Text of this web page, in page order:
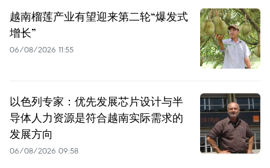
越南榴莲产业有望迎来第二轮“爆发式
增长”
06/08/2026 11:55
以色列专家：优先发展芯片设计与半
导体人力资源是符合越南实际需求的
发展方向
06/08/2026 09:58